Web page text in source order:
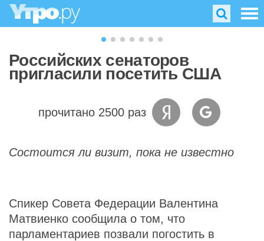
Российских сенаторов
пригласили посетить США
прочитано 2500 раз
Состоится ли визит, пока не известно
Спикер Совета Федерации Валентина
Матвиенко сообщила о том, что
парламентариев позвали погостить в